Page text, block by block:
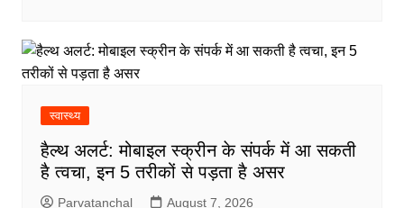
स्वास्थ्य
हैल्थ अलर्ट: मोबाइल स्क्रीन के संपर्क में आ सकती
है त्वचा, इन 5 तरीकों से पड़ता है असर
Parvatanchal August 7, 2026